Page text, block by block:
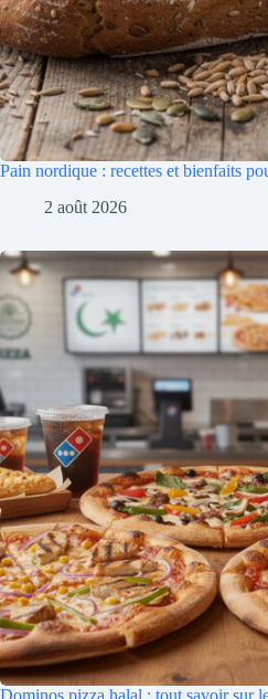
Pain nordique : recettes et bienfaits
2 août 2026
Dominos pizza halal : tout savoir sur